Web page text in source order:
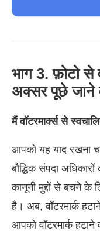
भाग 3. फ़ोटो से
अक्सर पूछे जाने
मैं वॉटरमार्क्स से
आपको यह याद रखना
बौद्धिक संपदा
कानूनी मुद्दों से बचने के
है। अब, वॉटरमार्क
आपको वॉटरमार्क